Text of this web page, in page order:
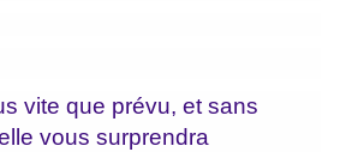
vite que prévu, et sans
vous surprendra